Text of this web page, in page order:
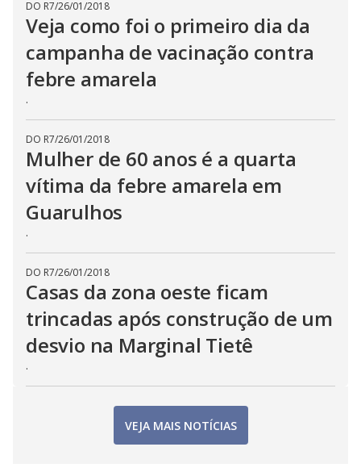
DO R7/26/01/2018
Veja como foi o primeiro dia da
campanha de vacinação contra
febre amarela
.
DO R7/26/01/2018
Mulher de 60 anos é a quarta
vítima da febre amarela em
Guarulhos
.
DO R7/26/01/2018
Casas da zona oeste ficam
trincadas após construção de um
desvio na Marginal Tietê
.
VEJA MAIS NOTÍCIAS